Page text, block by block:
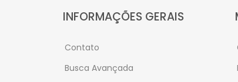
INFORMAÇÕES GERAIS
Contato
Busca Avançada